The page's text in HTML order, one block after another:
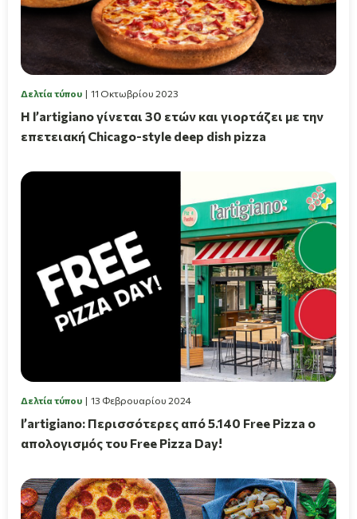
Δελτία τύπου 11 Οκτωβρίου 2023
Η l’artigiano γίνεται 30 ετών και γιορτάζει με την
επετειακή Chicago-style deep dish pizza
Δελτία τύπου 13 Φεβρουαρίου 2024
l’artigiano: Περισσότερες από 5.140 Free Pizza ο
απολογισμός του Free Pizza Day!